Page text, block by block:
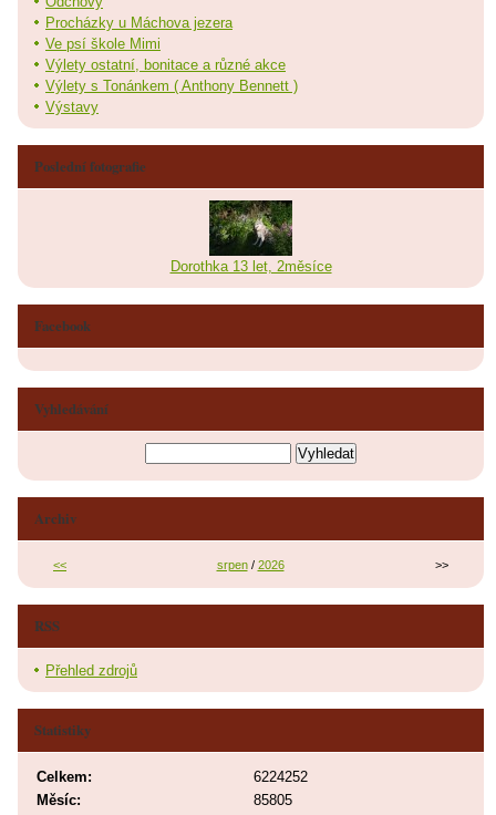
Procházky u Máchova jezera
Ve psí škole Mimi
Výlety ostatní, bonitace a různé akce
Výlety s Tonánkem ( Anthony Bennett )
Výstavy
Poslední fotografie
Dorothka 13 let, 2měsíce
Facebook
Vyhledávání
Archiv
<< srpen/ 2026 >>
RSS
Přehled zdrojů
Statistiky
Celkem:
6224252
Měsíc:
85805